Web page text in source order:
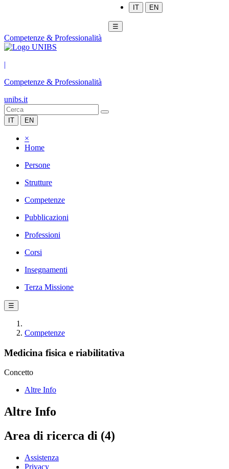
IT EN
☰
Competenze & Professionalità
|
Competenze & Professionalità
unibs.it
IT EN
×
Home
Persone
Strutture
Competenze
Pubblicazioni
Professioni
Corsi
Insegnamenti
Terza Missione
☰
Competenze
Medicina fisica e riabilitativa
Concetto
Altre Info
Altre Info
Area di ricerca di (4)
Assistenza
Privacy